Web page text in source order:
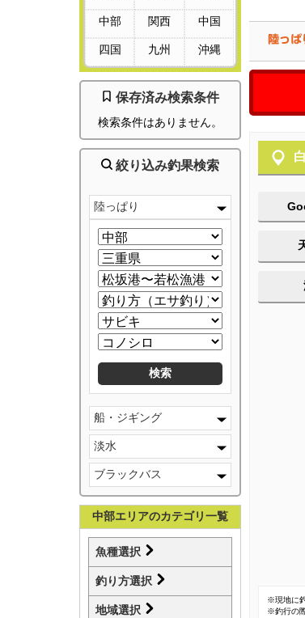
中部 関西 中国
四国 九州 沖縄
保存済み検索条件
検索条件はありません。
絞り込み釣果検索
陸っぱり
船・ジギング
淡水
ブラックバス
中部エリアのカテゴリ一覧
魚種選択
釣り方選択
地域選択
※現地に
※釣行の